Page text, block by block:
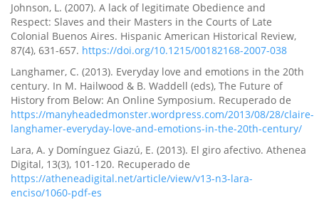
Johnson, L. (2007). A lack of legitimate Obedience and
Respect: Slaves and their Masters in the Courts of Late
Colonial Buenos Aires. Hispanic American Historical Review,
87(4), 631-657. https://doi.org/10.1215/00182168-2007-038
Langhamer, C. (2013). Everyday love and emotions in the 20th
century. In M. Hailwood & B. Waddell (eds), The Future of
History from Below: An Online Symposium. Recuperado de
https://manyheadedmonster.wordpress.com/2013/08/28/claire-
langhamer-everyday-love-and-emotions-in-the-20th-century/
Lara, A. y Domí­nguez Giazú, E. (2013). El giro afectivo. Athenea
Digital, 13(3), 101-120. Recuperado de
https://atheneadigital.net/article/view/v13-n3-lara-
enciso/1060-pdf-es